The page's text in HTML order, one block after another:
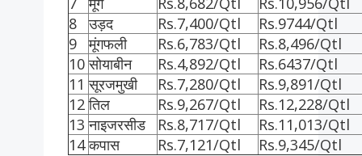
8
उड़द Rs.7,400/Qtl
Rs.9744/Qtl
9
मूंगफली Rs.6,783/Qtl
Rs.8,496/Qtl
10 सोयाबीन Rs.4,892/Qtl
Rs.6437/Qtl
11 सूरजमुखी Rs.7,280/Qtl
Rs.9,891/Qtl
12 तिल Rs.9,267/Qtl
Rs.12,228/Qtl
13 नाइजरसीड Rs.8,717/Qtl
Rs.11,013/Qtl
14 कपास Rs.7,121/Qtl Rs.9,345/Qtl